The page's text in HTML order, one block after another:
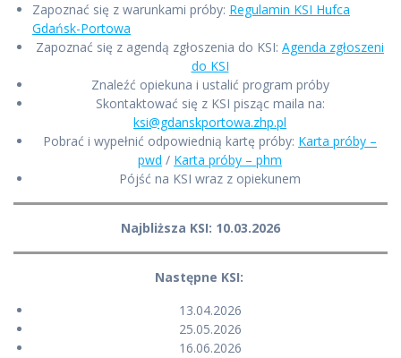
Zapoznać się z warunkami próby: Regulamin KSI Hufca
Gdańsk-Portowa
Zapoznać się z agendą zgłoszenia do KSI: Agenda zgłoszeni
do KSI
Znaleźć opiekuna i ustalić program próby
Skontaktować się z KSI pisząc maila na:
ksi@gdanskportowa.zhp.pl
Pobrać i wypełnić odpowiednią kartę próby: Karta próby –
pwd / Karta próby – phm
Pójść na KSI wraz z opiekunem
Najbliższa KSI: 10.03.2026
Następne KSI:
13.04.2026
25.05.2026
16.06.2026